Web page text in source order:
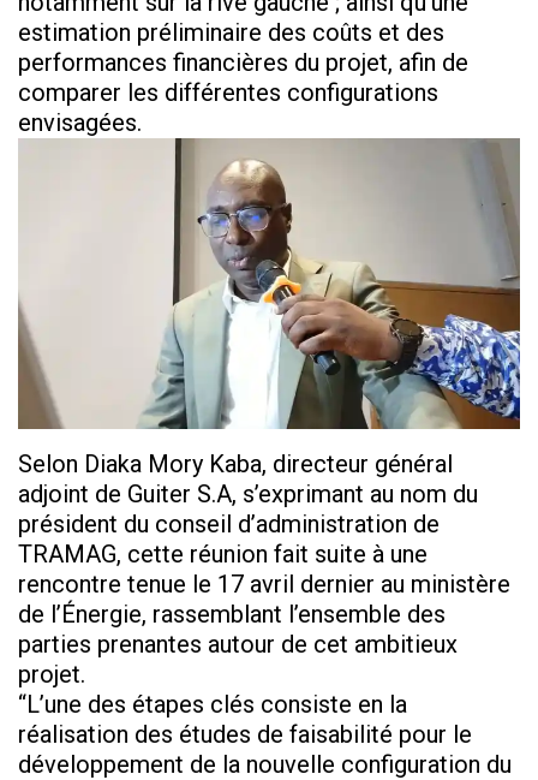
estimation préliminaire des coûts et des
performances financières du projet, afin de
comparer les différentes configurations
envisagées.
Selon Diaka Mory Kaba, directeur général
adjoint de Guiter S.A, s’exprimant au nom du
président du conseil d’administration de
TRAMAG, cette réunion fait suite à une
rencontre tenue le 17 avril dernier au ministère
de l’Énergie, rassemblant l’ensemble des
parties prenantes autour de cet ambitieux
projet.
“L’une des étapes clés consiste en la
réalisation des études de faisabilité pour le
développement de la nouvelle configuration du